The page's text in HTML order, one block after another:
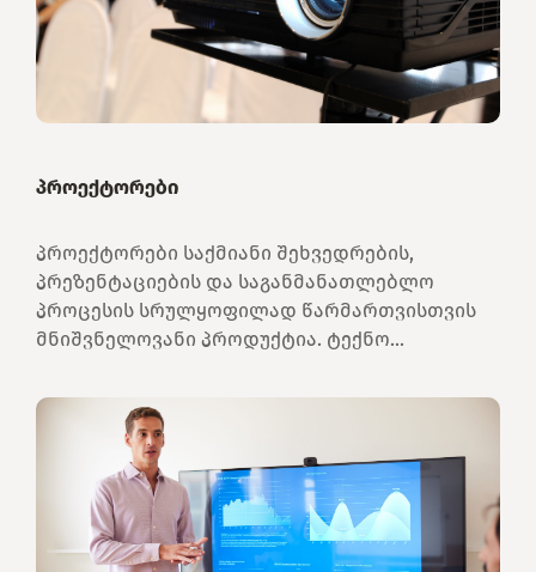
პროექტორები
პროექტორები საქმიანი შეხვედრების,
პრეზენტაციების და საგანმანათლებლო
პროცესის სრულყოფილად წარმართვისთვის
მნიშვნელოვანი პროდუქტია. ტექნო...